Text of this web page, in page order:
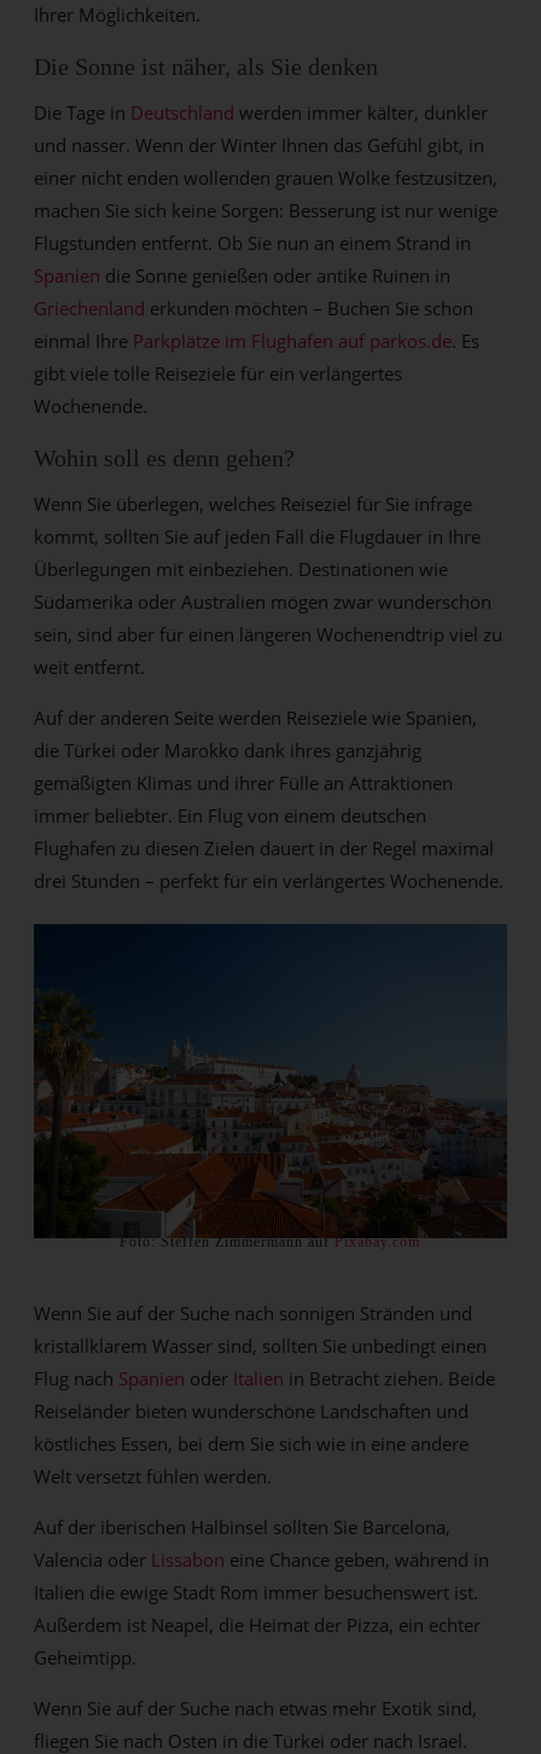
Ihrer Möglichkeiten.
Die Sonne ist näher, als Sie denken
Die Tage in Deutschland werden immer kälter, dunkler
und nasser. Wenn der Winter Ihnen das Gefühl gibt, in
einer nicht enden wollenden grauen Wolke festzusitzen,
machen Sie sich keine Sorgen: Besserung ist nur wenige
Flugstunden entfernt. Ob Sie nun an einem Strand in
Spanien die Sonne genießen oder antike Ruinen in
Griechenland erkunden möchten – Buchen Sie schon
einmal Ihre Parkplätze im Flughafen auf parkos.de. Es
gibt viele tolle Reiseziele für ein verlängertes
Wochenende.
Wohin soll es denn gehen?
Wenn Sie überlegen, welches Reiseziel für Sie infrage
kommt, sollten Sie auf jeden Fall die Flugdauer in Ihre
Überlegungen mit einbeziehen. Destinationen wie
Südamerika oder Australien mögen zwar wunderschön
sein, sind aber für einen längeren Wochenendtrip viel zu
weit entfernt.
Auf der anderen Seite werden Reiseziele wie Spanien,
die Türkei oder Marokko dank ihres ganzjährig
gemäßigten Klimas und ihrer Fülle an Attraktionen
immer beliebter. Ein Flug von einem deutschen
Flughafen zu diesen Zielen dauert in der Regel maximal
drei Stunden – perfekt für ein verlängertes Wochenende.
Foto: Steffen Zimmermann aufPixabay.com
Wenn Sie auf der Suche nach sonnigen Stränden und
kristallklarem Wasser sind, sollten Sie unbedingt einen
Flug nach Spanien oder Italien in Betracht ziehen. Beide
Reiseländer bieten wunderschöne Landschaften und
köstliches Essen, bei dem Sie sich wie in eine andere
Welt versetzt fühlen werden.
Auf der iberischen Halbinsel sollten Sie Barcelona,
Valencia oder Lissabon eine Chance geben, während in
Italien die ewige Stadt Rom immer besuchenswert ist.
Außerdem ist Neapel, die Heimat der Pizza, ein echter
Geheimtipp.
Wenn Sie auf der Suche nach etwas mehr Exotik sind,
fliegen Sie nach Osten in die Türkei oder nach Israel.